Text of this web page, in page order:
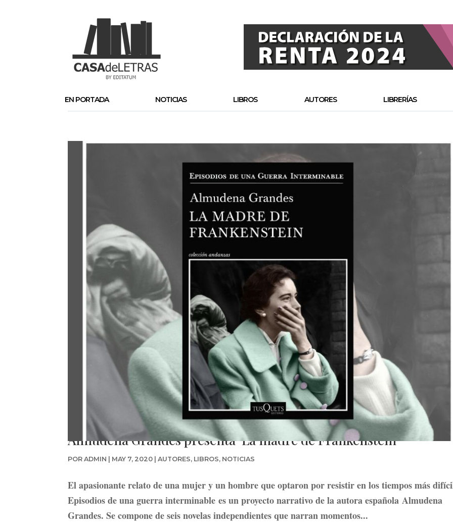
EN PORTADA NOTICIAS LIBROS AUTORES LIBRERÍAS
Almudena Grandes presenta ‘La madre de Frankenstein’
PORADMIN | MAY 7, 2020 |AUTORES, LIBROS, NOTICIAS
El apasionante relato de una mujer y un hombre que optaron por resistir en los tiempos más
Episodios de una guerra interminable es un proyecto narrativo de la autora española Almudena
Grandes. Se compone de seis novelas independientes que narran momentos...